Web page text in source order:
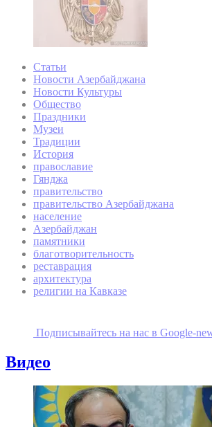
Статьи
Новости Азербайджана
Новости Культуры
Общество
Праздники
Музеи
Традиции
История
православие
Гянджа
правительство
правительство Азербайджана
население
Азербайджан
памятники
благотворительность
реставрация
архитектура
религии на Кавказе
Подписывайтесь на наc в Google-
Видео